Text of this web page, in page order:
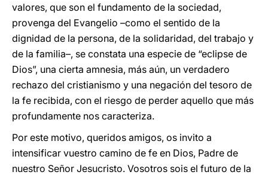
valores, que son el fundamento de la sociedad,
provenga del Evangelio –como el sentido de la
dignidad de la persona, de la solidaridad, del trabajo y
de la familia–, se constata una especie de “eclipse de
Dios”, una cierta amnesia, más aún, un verdadero
rechazo del cristianismo y una negación del tesoro de
la fe recibida, con el riesgo de perder aquello que más
profundamente nos caracteriza.
Por este motivo, queridos amigos, os invito a
intensificar vuestro camino de fe en Dios, Padre de
nuestro Señor Jesucristo. Vosotros sois el futuro de la